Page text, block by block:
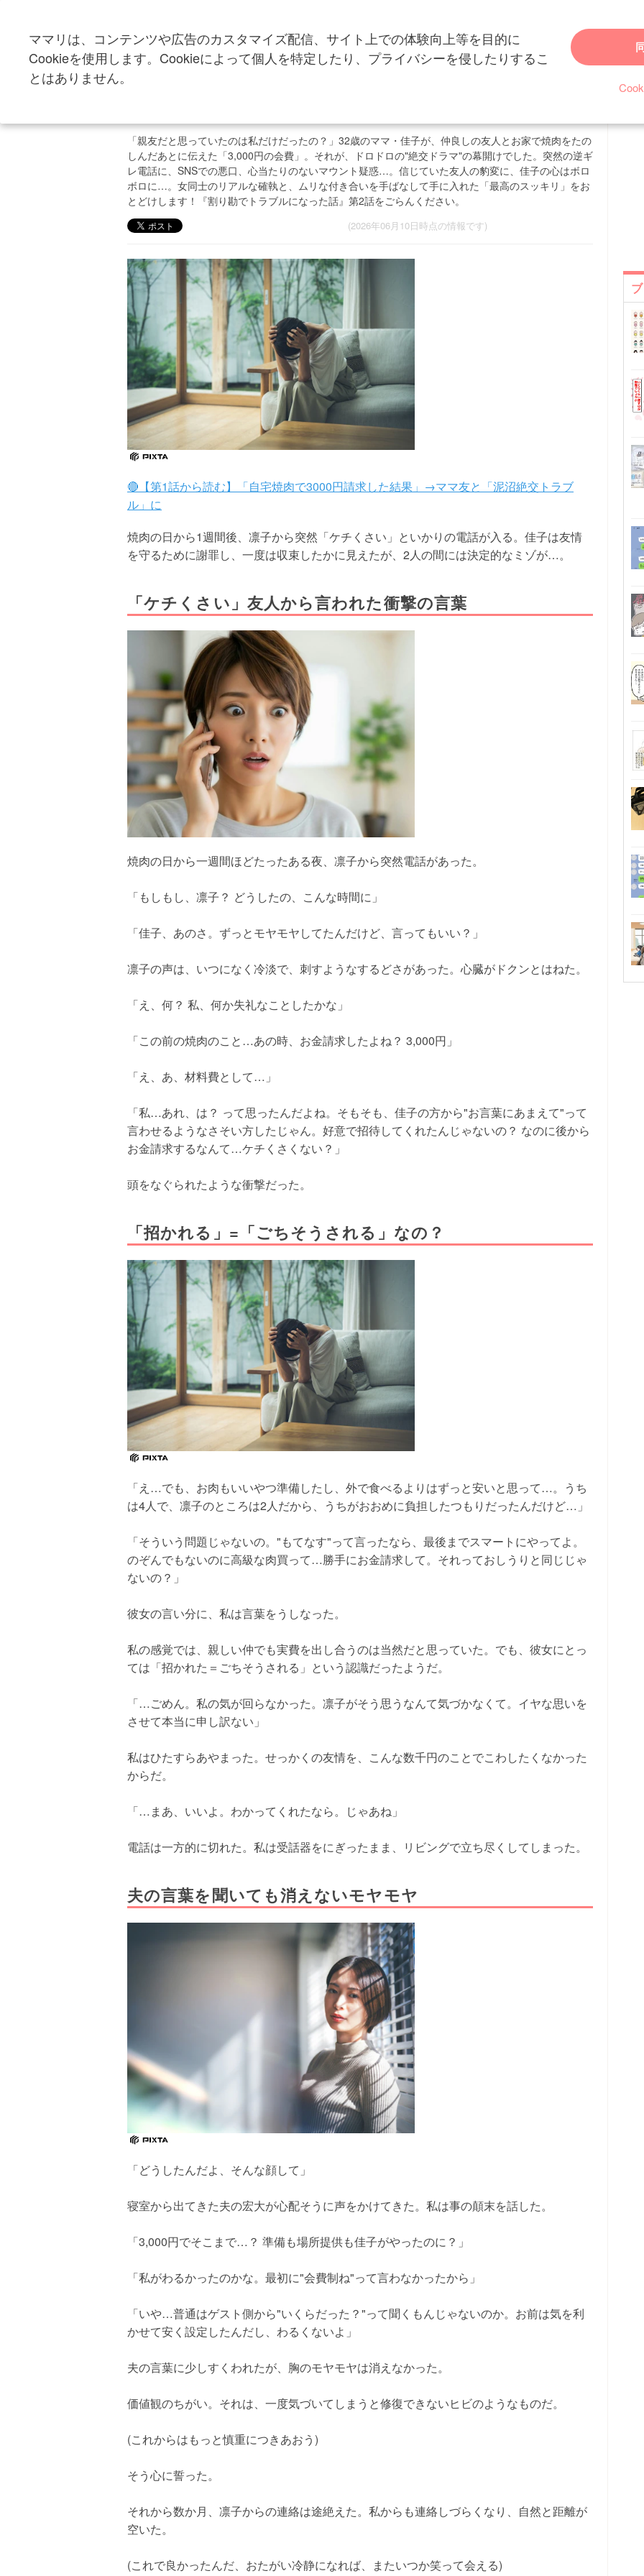
ママリは、コンテンツや広告のカスタマイズ配信、サイト上での体験向上等を目的に
Cookieを使用します。Cookieによって個人を特定したり、プライバシーを侵したりするこ
とはありません。
トップ トレンド・イベント ブログ・SNS 「ケチくさい」キレた親友に謝るも…壊れた絆はもう戻らない？｜割り勘でト
「親友だと思っていたのは私だけだったの？」32歳のママ・佳子が、仲良しの友人とお家で焼肉をたの
しんだあとに伝えた「3,000円の会費」。それが、ドロドロの"絶交ドラマ"の幕開けでした。突然の逆ギ
レ電話に、SNSでの悪口、心当たりのないマウント疑惑…。信じていた友人の豹変に、佳子の心はボロ
ボロに…。女同士のリアルな確執と、ムリな付き合いを手ばなして手に入れた「最高のスッキリ」をお
とどけします！『割り勘でトラブルになった話』第2話をごらんください。
(2026年06月10日時点の情報です)
🔴【第1話から読む】「自宅焼肉で3000円請求した結果」→ママ友と「泥沼絶交トラブ
ル」に
焼肉の日から1週間後、凛子から突然「ケチくさい」といかりの電話が入る。佳子は友情
を守るために謝罪し、一度は収束したかに見えたが、2人の間には決定的なミゾが…。
「ケチくさい」友人から言われた衝撃の言葉
焼肉の日から一週間ほどたったある夜、凛子から突然電話があった。
「もしもし、凛子？ どうしたの、こんな時間に」
「佳子、あのさ。ずっとモヤモヤしてたんだけど、言ってもいい？」
凛子の声は、いつになく冷淡で、刺すようなするどさがあった。心臓がドクンとはねた。
「え、何？ 私、何か失礼なことしたかな」
「この前の焼肉のこと…あの時、お金請求したよね？ 3,000円」
「え、あ、材料費として…」
「私…あれ、は？ って思ったんだよね。そもそも、佳子の方から"お言葉にあまえて"って
言わせるようなさそい方したじゃん。好意で招待してくれたんじゃないの？ なのに後から
お金請求するなんて…ケチくさくない？」
頭をなぐられたような衝撃だった。
「招かれる」=「ごちそうされる」なの？
「え…でも、お肉もいいやつ準備したし、外で食べるよりはずっと安いと思って…。うち
は4人で、凛子のところは2人だから、うちがおおめに負担したつもりだったんだけど…」
「そういう問題じゃないの。"もてなす"って言ったなら、最後までスマートにやってよ。
のぞんでもないのに高級な肉買って…勝手にお金請求して。それっておしうりと同じじゃ
ないの？」
彼女の言い分に、私は言葉をうしなった。
私の感覚では、親しい仲でも実費を出し合うのは当然だと思っていた。でも、彼女にとっ
ては「招かれた＝ごちそうされる」という認識だったようだ。
「…ごめん。私の気が回らなかった。凛子がそう思うなんて気づかなくて。イヤな思いを
させて本当に申し訳ない」
私はひたすらあやまった。せっかくの友情を、こんな数千円のことでこわしたくなかった
からだ。
「…まあ、いいよ。わかってくれたなら。じゃあね」
電話は一方的に切れた。私は受話器をにぎったまま、リビングで立ち尽くしてしまった。
夫の言葉を聞いても消えないモヤモヤ
「どうしたんだよ、そんな顔して」
寝室から出てきた夫の宏大が心配そうに声をかけてきた。私は事の顛末を話した。
「3,000円でそこまで…？ 準備も場所提供も佳子がやったのに？」
「私がわるかったのかな。最初に"会費制ね"って言わなかったから」
「いや…普通はゲスト側から"いくらだった？"って聞くもんじゃないのか。お前は気を利
かせて安く設定したんだし、わるくないよ」
夫の言葉に少しすくわれたが、胸のモヤモヤは消えなかった。
価値観のちがい。それは、一度気づいてしまうと修復できないヒビのようなものだ。
(これからはもっと慎重につきあおう)
そう心に誓った。
それから数か月、凛子からの連絡は途絶えた。私からも連絡しづらくなり、自然と距離が
空いた。
(これで良かったんだ、おたがい冷静になれば、またいつか笑って会える)